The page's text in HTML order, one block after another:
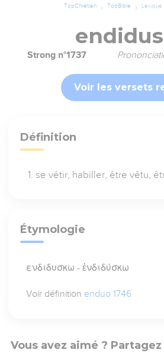
TopChrétien TopBible Lexique
Strong n°1737
Voir les versets
Définition
se vêtir, habiller, être vêtu,
Étymologie
ενδιδυσκω - ἐνδιδύσκω
Voir définition enduo 1746
Vous avez aimé ?